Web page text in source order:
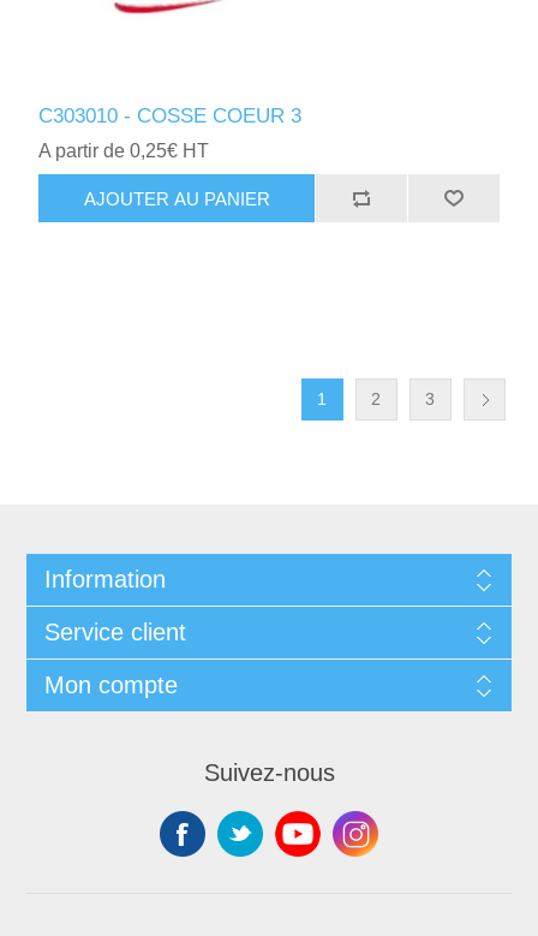
C303010 - COSSE COEUR 3
A partir de 0,25€ HT
AJOUTER AU PANIER
1 2 3
Information
Service client
Mon compte
Suivez-nous